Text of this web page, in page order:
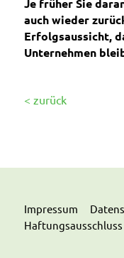
Je früher Sie
auch wieder
Erfolgsaussicht,
Unternehmen
< zurück
Impressum
Haftungsausschluss